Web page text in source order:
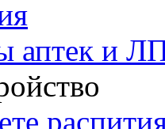
аптек и